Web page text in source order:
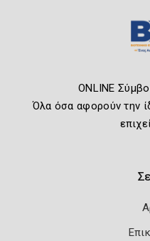
ONLINE
Όλα όσα αφορούν την